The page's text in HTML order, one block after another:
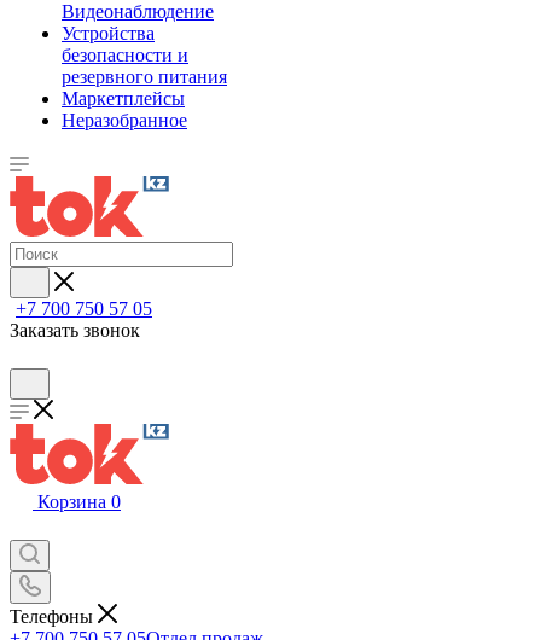
Видеонаблюдение
Устройства
безопасности и
резервного питания
Маркетплейсы
Неразобранное
+7 700 750 57 05
Заказать звонок
Корзина 0
Телефоны